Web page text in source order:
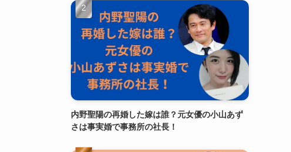
内野聖陽の再婚した嫁は誰？元女優の小山あず
さは事実婚で事務所の社長！